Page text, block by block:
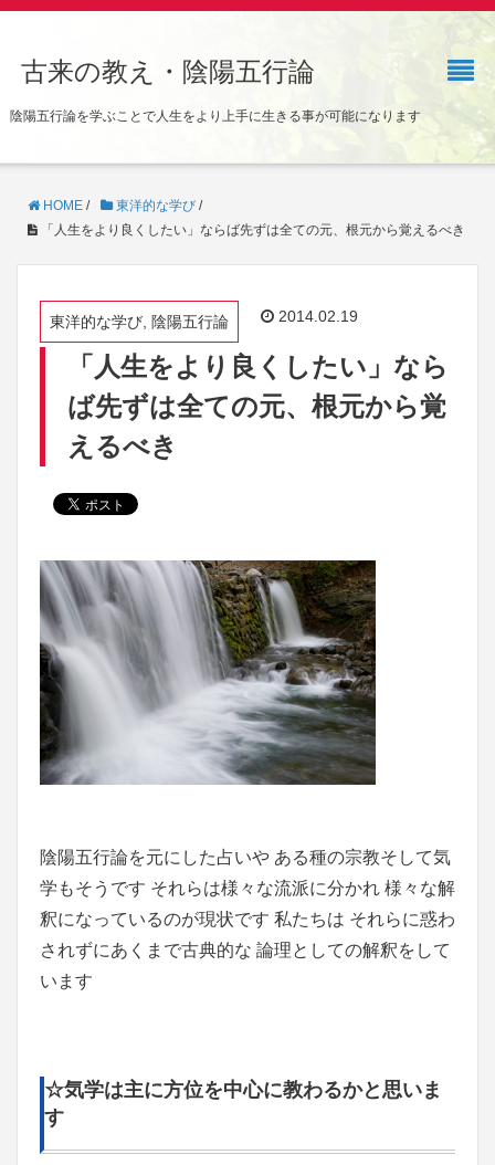
古来の教え・陰陽五行論
陰陽五行論を学ぶことで人生をより上手に生きる事が可能になります
HOME / 東洋的な学び /
「人生をより良くしたい」ならば先ずは全ての元、根元から覚えるべき
東洋的な学び, 陰陽五行論 2014.02.19
「人生をより良くしたい」なら
ば先ずは全ての元、根元から覚
えるべき
陰陽五行論を元にした占いや ある種の宗教そして気
学 もそうです それらは様々な流派に分かれ 様々な解
釈になっているのが現状です 私たちは それらに惑わ
されずにあくまで古典的な 論理としての解釈をして
います
☆気学は主に方位を中心に教わるかと思いま
す